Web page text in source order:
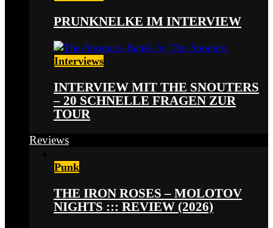
PRUNKNELKE IM INTERVIEW
Interviews
INTERVIEW MIT THE SNOUTERS
– 20 SCHNELLE FRAGEN ZUR
TOUR
Reviews
Punk
THE IRON ROSES – MOLOTOV
NIGHTS ::: REVIEW (2026)